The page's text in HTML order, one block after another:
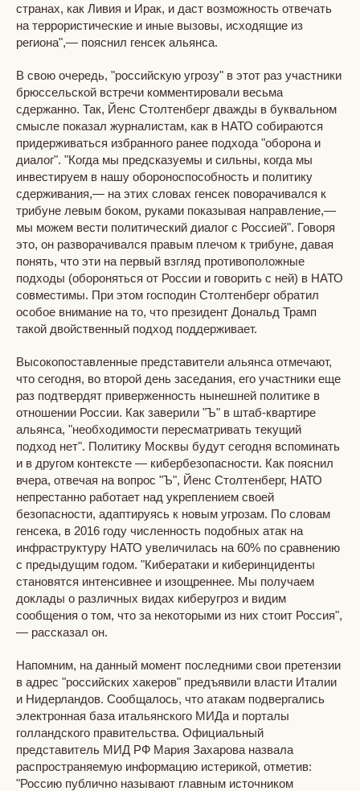
странах, как Ливия и Ирак, и даст возможность отвечать
на террористические и иные вызовы, исходящие из
региона",— пояснил генсек альянса.
В свою очередь, "российскую угрозу" в этот раз участники
брюссельской встречи комментировали весьма
сдержанно. Так, Йенс Столтенберг дважды в буквальном
смысле показал журналистам, как в НАТО собираются
придерживаться избранного ранее подхода "оборона и
диалог". "Когда мы предсказуемы и сильны, когда мы
инвестируем в нашу обороноспособность и политику
сдерживания,— на этих словах генсек поворачивался к
трибуне левым боком, руками показывая направление,—
мы можем вести политический диалог с Россией". Говоря
это, он разворачивался правым плечом к трибуне, давая
понять, что эти на первый взгляд противоположные
подходы (обороняться от России и говорить с ней) в НАТО
совместимы. При этом господин Столтенберг обратил
особое внимание на то, что президент Дональд Трамп
такой двойственный подход поддерживает.
Высокопоставленные представители альянса отмечают,
что сегодня, во второй день заседания, его участники еще
раз подтвердят приверженность нынешней политике в
отношении России. Как заверили "Ъ" в штаб-квартире
альянса, "необходимости пересматривать текущий
подход нет". Политику Москвы будут сегодня вспоминать
и в другом контексте — кибербезопасности. Как пояснил
вчера, отвечая на вопрос "Ъ", Йенс Столтенберг, НАТО
непрестанно работает над укреплением своей
безопасности, адаптируясь к новым угрозам. По словам
генсека, в 2016 году численность подобных атак на
инфраструктуру НАТО увеличилась на 60% по сравнению
с предыдущим годом. "Кибератаки и киберинциденты
становятся интенсивнее и изощреннее. Мы получаем
доклады о различных видах киберугроз и видим
сообщения о том, что за некоторыми из них стоит Россия",
— рассказал он.
Напомним, на данный момент последними свои претензии
в адрес "российских хакеров" предъявили власти Италии
и Нидерландов. Сообщалось, что атакам подвергались
электронная база итальянского МИДа и порталы
голландского правительства. Официальный
представитель МИД РФ Мария Захарова назвала
распространяемую информацию истерикой, отметив:
"Россию публично называют главным источником